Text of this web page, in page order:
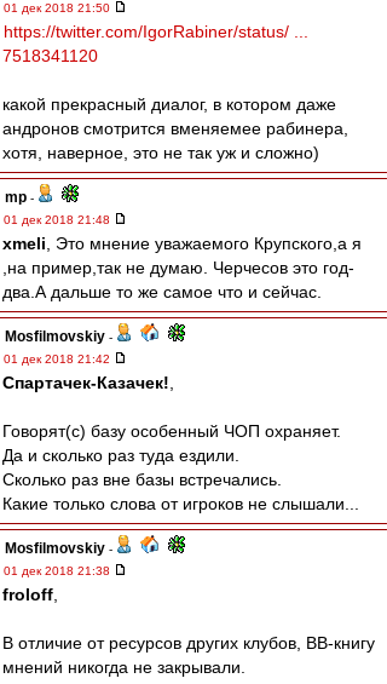
01 дек 2018 21:50
https://twitter.com/IgorRabiner/status/ ...
7518341120
какой прекрасный диалог, в котором даже
андронов смотрится вменяемее рабинера,
хотя, наверное, это не так уж и сложно)
mp -
01 дек 2018 21:48
xmeli , Это мнение уважаемого Крупского,а я
,на пример,так не думаю. Черчесов это год-
два.А дальше то же самое что и сейчас.
Mosfilmovskiy -
01 дек 2018 21:42
Спартачек-Казачек!
Говорят(с) базу особенный ЧОП охраняет.
Да и сколько раз туда ездили.
Сколько раз вне базы встречались.
Какие только слова от игроков не слышали...
Mosfilmovskiy -
01 дек 2018 21:38
froloff
В отличие от ресурсов других клубов, ВВ-книгу
мнений никогда не закрывали.